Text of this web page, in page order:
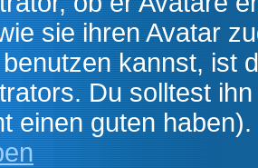
sie ihren Avatar
kannst, ist
Du solltest
einen guten haben).